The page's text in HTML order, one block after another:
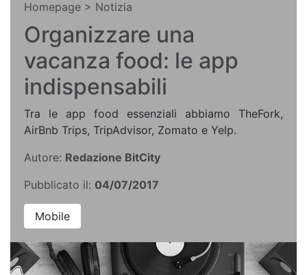
Homepage > Notizia
Organizzare una
vacanza food: le app
indispensabili
Tra le app food essenziali abbiamo TheFork,
AirBnb Trips, TripAdvisor, Zomato e Yelp.
Autore: Redazione BitCity
Pubblicato il: 04/07/2017
Mobile